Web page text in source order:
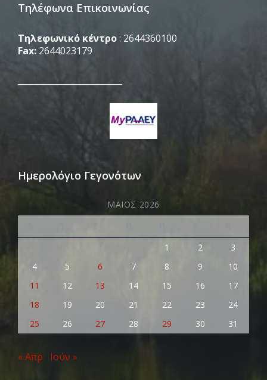
Τηλέφωνα Επικοινωνίας
Τηλεφωνικό κέντρο: 2644360100
Fax: 2644023179
Ημερολόγιο Γεγονότων
ΜΆΙΟΣ 2026
1
2
3
4
5 6 7 8 9
10
11
12 13 14 15 16
17
18
19 20 21 22 23
24
25
26 27 28 29 30 31
« Απρ Ιούν »